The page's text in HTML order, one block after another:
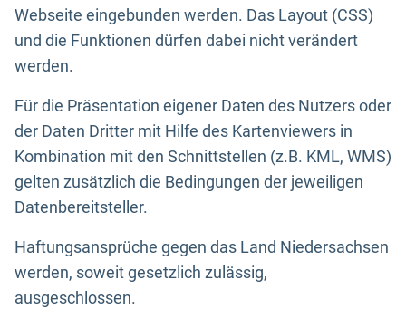
Webseite eingebunden werden. Das Layout (CSS)
und die Funktionen dürfen dabei nicht verändert
werden.
Für die Präsentation eigener Daten des Nutzers oder
der Daten Dritter mit Hilfe des Kartenviewers in
Kombination mit den Schnittstellen (z.B. KML, WMS)
gelten zusätzlich die Bedingungen der jeweiligen
Datenbereitsteller.
Haftungsansprüche gegen das Land Niedersachsen
werden, soweit gesetzlich zulässig,
ausgeschlossen.